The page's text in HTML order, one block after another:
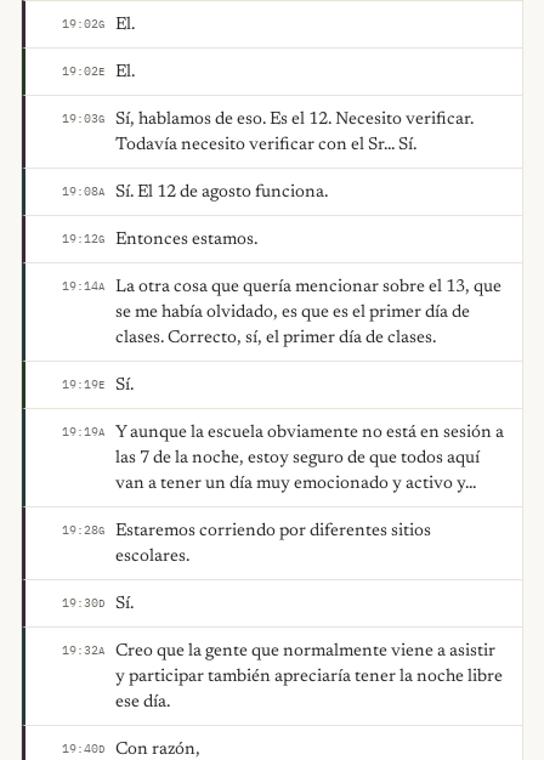
19:02G El.
19:02E El.
19:03G
Sí, hablamos de eso. Es el 12. Necesito verificar.
Todavía necesito verificar con el Sr... Sí.
19:08A Sí. El 12 de agosto funciona.
19:12G Entonces estamos.
19:14A
La otra cosa que quería mencionar sobre el 13, que
se me había olvidado, es que es el primer día de
clases. Correcto, sí, el primer día de clases.
19:19E Sí.
19:19A
Y aunque la escuela obviamente no está en sesión a
las 7 de la noche, estoy seguro de que todos aquí
van a tener un día muy emocionado y activo y...
19:28G
Estaremos corriendo por diferentes sitios
escolares.
19:30D Sí.
19:32A
Creo que la gente que normalmente viene a asistir
y participar también apreciaría tener la noche libre
ese día.
19:40D Con razón,